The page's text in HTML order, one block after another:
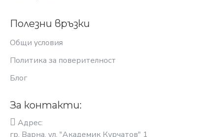
Полезни връзки
Общи условия
Политика за поверителност
Блог
За контакти:
Адрес:
гр. Варна, ул. "Академик Курчатов" 1